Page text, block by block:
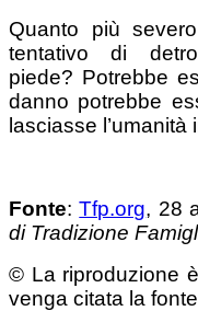
Quanto più
tentativo di
piede? Potrebbe
danno potrebbe
lasciasse
Fonte:Tfp.org, 28
di Tradizione
© La riproduzione
venga citata la